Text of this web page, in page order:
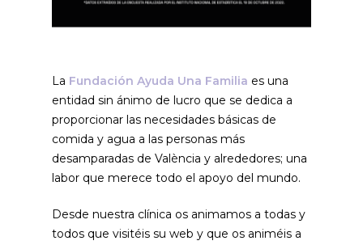
La Fundación Ayuda Una Familia es una
entidad sin ánimo de lucro que se dedica a
proporcionar las necesidades básicas de
comida y agua a las personas más
desamparadas de València y alrededores; una
labor que merece todo el apoyo del mundo.
Desde nuestra clínica os animamos a todas y
todos que visitéis su web y que os animéis a